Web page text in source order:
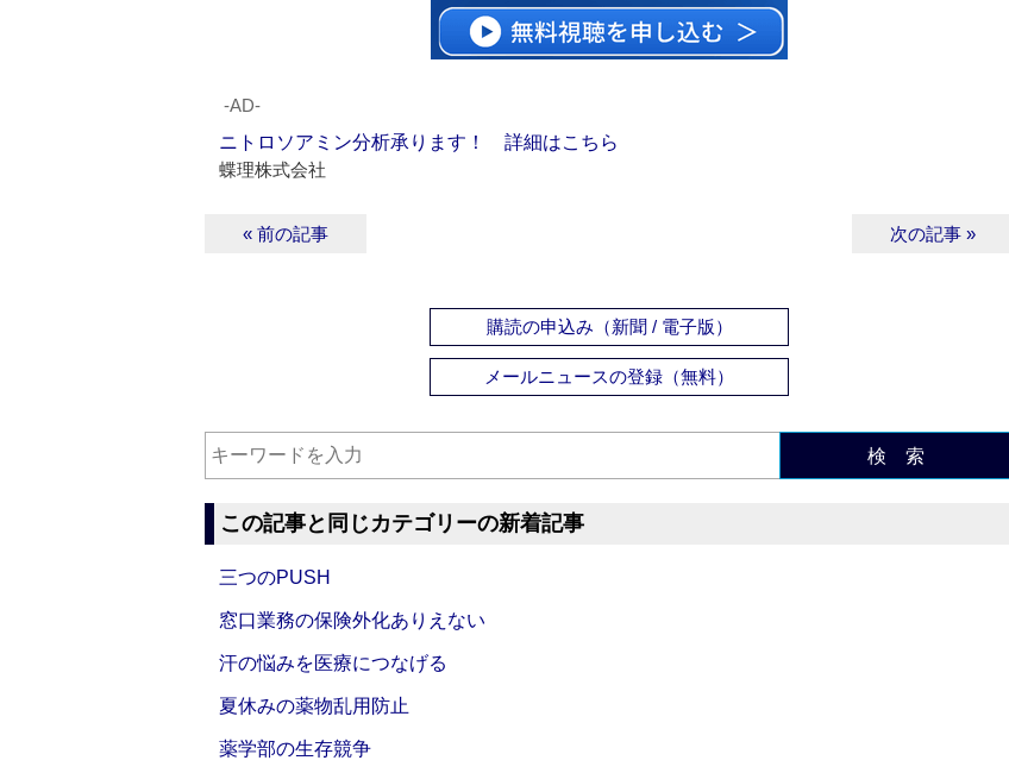
‐AD‐
ニトロソアミン分析承ります！ 詳細はこちら
蝶理株式会社
« 前の記事 次の記事 »
購読の申込み（新聞 / 電子版）
メールニュースの登録（無料）
検 索
この記事と同じカテゴリーの新着記事
三つのPUSH
窓口業務の保険外化ありえない
汗の悩みを医療につなげる
夏休みの薬物乱用防止
薬学部の生存競争